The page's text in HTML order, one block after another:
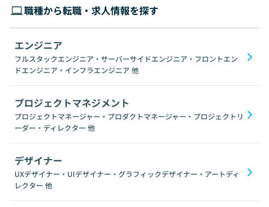
職種から転職・求人情報を探す
エンジニア
フルスタックエンジニア・サーバーサイドエンジニア・フロントエン
ドエンジニア・インフラエンジニア 他
プロジェクトマネジメント
プロジェクトマネージャー・プロダクトマネージャー・プロジェクトリ
ーダー・ディレクター 他
デザイナー
UXデザイナー・UIデザイナー・グラフィックデザイナー・アートディ
レクター 他